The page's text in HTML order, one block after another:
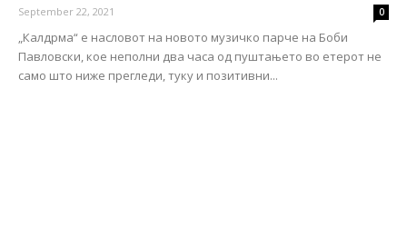
September 22, 2021 0
„Калдрма“ е насловот на новото музичко парче на Боби
Павловски, кое неполни два часа од пуштањето во етерот не
само што ниже прегледи, туку и позитивни...